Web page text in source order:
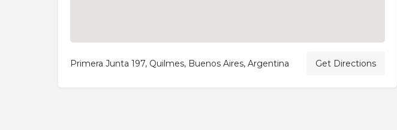
Primera Junta 197, Quilmes, Buenos Aires, Argentina Get Directions